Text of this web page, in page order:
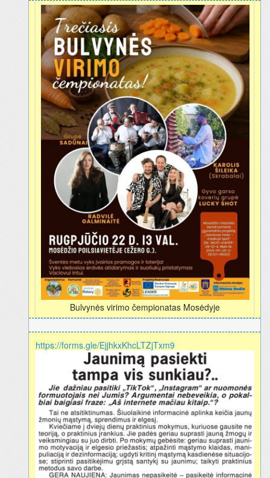
Bulvynės virimo čempionatas Mosėdyje
https://forms.gle/EjjhkxKhcLTZjTxm9